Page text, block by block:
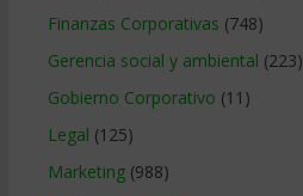
Finanzas Corporativas (748)
Gerencia social y ambiental (223)
Gobierno Corporativo (11)
Legal (125)
Marketing(988)